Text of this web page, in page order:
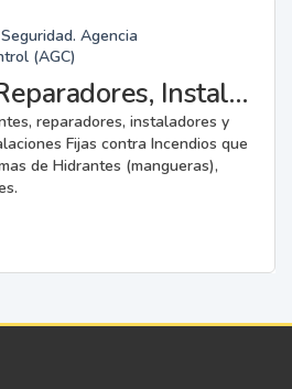
Agencia
(AGC)
Fabricantes, Reparadores, Instaladores y Mantenedores de Instalaciones Fijas contra Incendios.
reparadores, instaladores y
Fijas contra Incendios que
de Hidrantes (mangueras),